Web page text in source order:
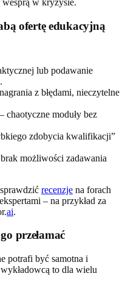
wesprą w kryzysie.
ofertę edukacyjną
lub podawanie
z błędami, nieczytelne
moduły bez
zdobycia kwalifikacji”
możliwości zadawania
recenzje na forach
– na przykład za
ai.
przełamać
potrafi być samotna i
to dla wielu